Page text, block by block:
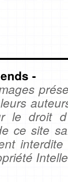
-
le droit
ce site